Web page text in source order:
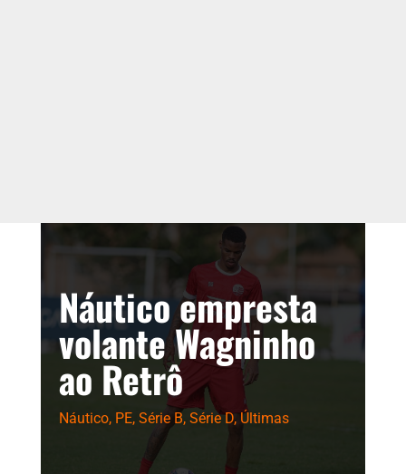
Náutico empresta
volante Wagninho
ao Retrô
Náutico, PE, Série B, Série D,Últimas